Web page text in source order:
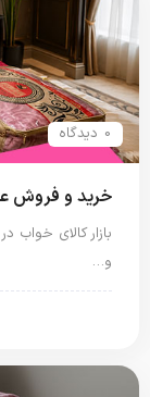
0 دیدگاه
خرید و فروش
بازار کالای خواب
و…